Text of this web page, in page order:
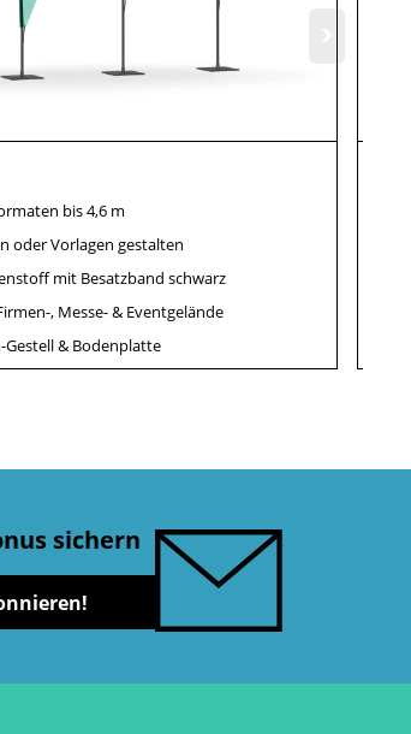
bis 4,6 m
oder Vorlagen gestalten
mit Besatzband schwarz
, Messe- & Eventgelände
& Bodenplatte
sichern